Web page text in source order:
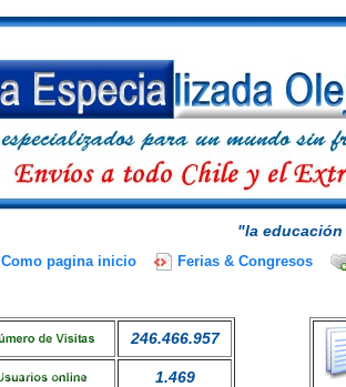
"la
Como pagina inicio Ferias & Congresos
246.466.957
1.469